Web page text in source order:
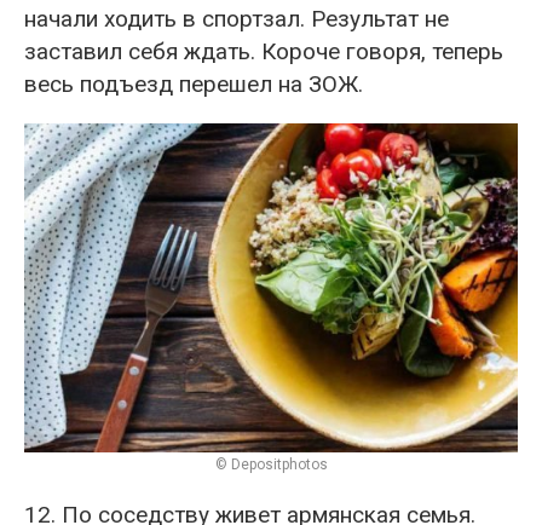
начали ходить в спортзал. Результат не
заставил себя ждать. Короче говоря, теперь
весь подъезд перешел на ЗОЖ.
© Depositphotos
12. По соседству живет армянская семья.